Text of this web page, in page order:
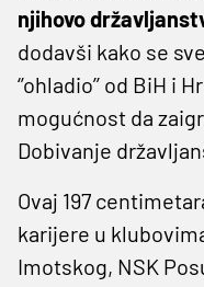
njihovo
dodavši kako se
‘’ohladio’’ od BiH
mogućnost da
Dobivanje
Ovaj 197
karijere u
Imotskog, NSK